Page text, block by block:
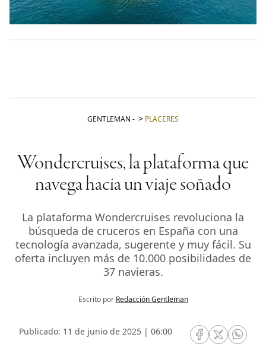
GENTLEMAN - PLACERES
Wondercruises, la plataforma que
navega hacia un viaje soñado
La plataforma Wondercruises revoluciona la
búsqueda de cruceros en España con una
tecnología avanzada, sugerente y muy fácil. Su
oferta incluyen más de 10.000 posibilidades de
37 navieras.
Escrito por Redacción Gentleman
Publicado: 11 de junio de 2025 | 06:00
RRSS Facebook
RRSSRRSS